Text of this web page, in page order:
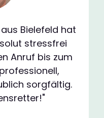
Bielefeld hat
stressfrei
Anruf bis zum
sorgfältig.